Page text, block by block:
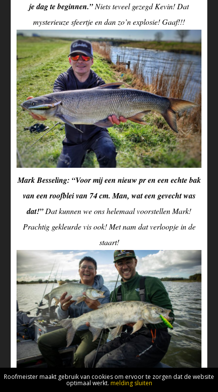
je dag te beginnen.”Niets teveel gezegd Kevin! Dat
mysterieuze sfeertje en dan zo’n explosie! Gaaf!!!
Mark Besseling: “Voor mij een nieuw pr en een echte bak
van een roofblei van 74 cm. Man, wat een gevecht was
dat!”Dat kunnen we ons helemaal voorstellen Mark!
Prachtig gekleurde vis ook! Met nam dat verloopje in de
staart!
Els Vanb: “Samen met Savage Rob en Lennert Bollyn
Roofmeister maakt gebruik van cookies om ervoor te zorgen dat de website
optimaal werkt. melding sluiten